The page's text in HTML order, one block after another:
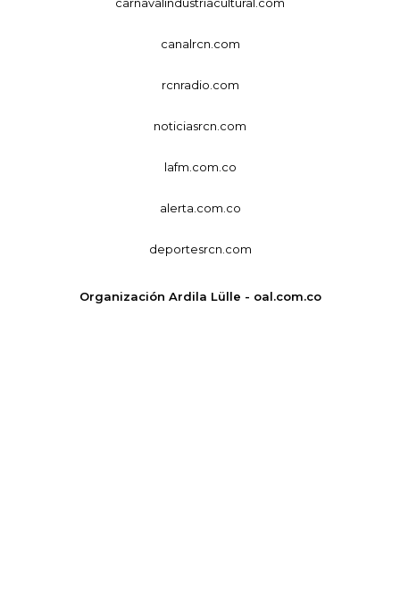
canalrcn.com
rcnradio.com
noticiasrcn.com
lafm.com.co
alerta.com.co
deportesrcn.com
Organización Ardila Lülle - oal.com.co